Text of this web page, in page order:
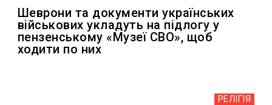
Шеврони та документи українських
військових укладуть на підлогу у
пензенському «Музеї СВО», щоб
ходити по них
РЕЛІГІЯ